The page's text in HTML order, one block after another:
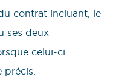
contrat incluant, le
ses deux
celui-ci